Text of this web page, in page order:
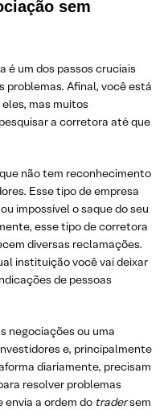
sem
é um dos passos cruciais
problemas. Afinal, você está
mas muitos
a corretora até que
não tem reconhecimento
Esse tipo de empresa
impossível o saque do seu
esse tipo de corretora
diversas reclamações.
instituição você vai deixar
de pessoas
negociações ou uma
e, principalmente
diariamente, precisam
resolver problemas
envia a ordem do tradersem